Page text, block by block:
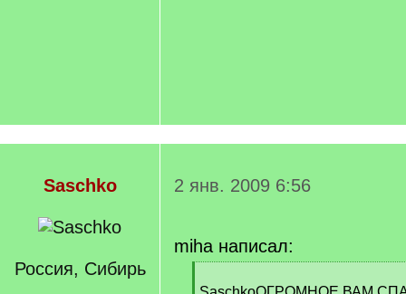
Saschko
Россия, Сибирь
2 янв. 2009 6:56
miha написал:
q